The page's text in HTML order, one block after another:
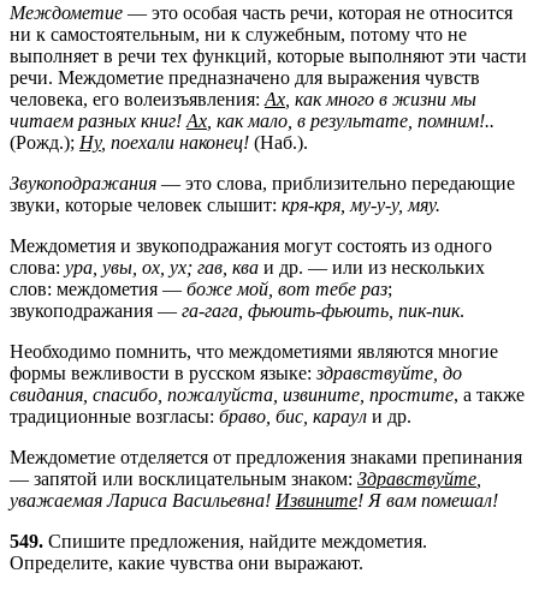
Междометие — это особая часть речи, которая не относится
ни к самостоятельным, ни к служебным, потому что не
выполняет в речи тех функций, которые выполняют эти части
речи. Междометие предназначено для выражения чувств
человека, его волеизъявления: Ах , как много в жизни мы
читаем разных книг! Ах , как мало, в результате, помним!..
(Рожд.); Ну, поехали наконец! (Наб.).
Звукоподражания — это слова, приблизительно передающие
звуки, которые человек слышит: кря-кря, му-у-у, мяу.
Междометия и звукоподражания могут состоять из одного
слова: ура, увы, ох, ух; гав, ква и др. — или из нескольких
слов: междометия — боже мой, вот тебе раз;
звукоподражания — га-гага, фьюить-фьюить, пик-пик.
Необходимо помнить, что междометиями являются многие
формы вежливости в русском языке:здравствуйте, до
свидания, спасибо, пожалуйста, извините, простите, а также
традиционные возгласы: браво, бис, караул и др.
Междометие отделяется от предложения знаками препинания
— запятой или восклицательным знаком: Здравствуйте
уважаемая Лариса Васильевна! Извините! Я вам помешал!
549. Спишите предложения, найдите междометия.
Определите, какие чувства они выражают.